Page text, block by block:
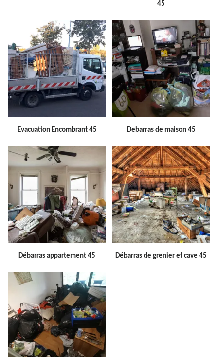
45
Evacuation Encombrant 45 Debarras de maison 45
Débarras appartement 45 Débarras de grenier et cave 45